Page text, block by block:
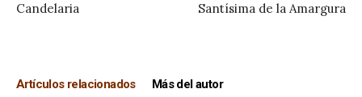
Candelaria
Santísima de la Amargura
Artículos relacionados Más del autor